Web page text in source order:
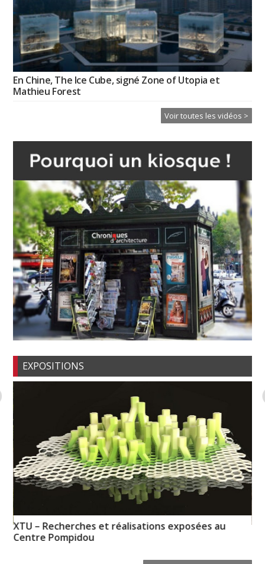
En Chine, The Ice Cube, signé Zone of Utopia et
Mathieu Forest
Voir toutes les vidéos >
EXPOSITIONS
XTU – Recherches et réalisations exposées au
Centre Pompidou